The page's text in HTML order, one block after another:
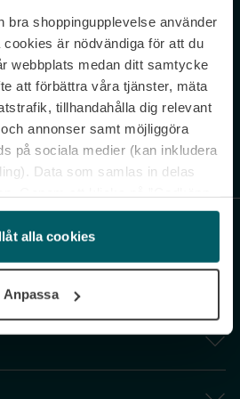
bra shoppingupplevelse använder
är nödvändiga för att du
webbplats medan ditt samtycke
att förbättra våra tjänster, mäta
tillhandahålla dig relevant
annonser samt möjliggöra
på sociala medier (kan inkludera
Data som samlas in delas
du samtliga cookies medan du
anpassa användningen av
ditt samtycke när som helst.
alla cookies
Anpassa
beat.
newsletter.
du vår Integritetspolicy. Avprenumerera